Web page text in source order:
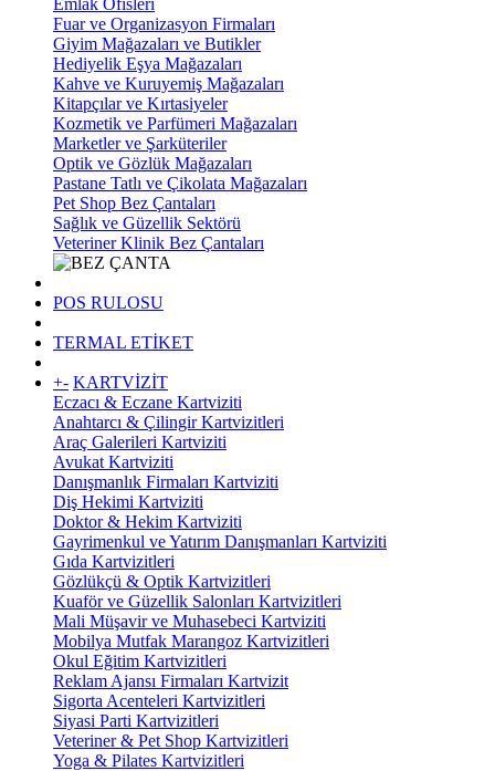
Emlak Ofisleri
Fuar ve Organizasyon Firmaları
Giyim Mağazaları ve Butikler
Hediyelik Eşya Mağazaları
Kahve ve Kuruyemiş Mağazaları
Kitapçılar ve Kırtasiyeler
Kozmetik ve Parfümeri Mağazaları
Marketler ve Şarküteriler
Optik ve Gözlük Mağazaları
Pastane Tatlı ve Çikolata Mağazaları
Pet Shop Bez Çantaları
Sağlık ve Güzellik Sektörü
Veteriner Klinik Bez Çantaları
POS RULOSU
TERMAL ETİKET
+- KARTVİZİT
Eczacı & Eczane Kartviziti
Anahtarcı & Çilingir Kartvizitleri
Araç Galerileri Kartviziti
Avukat Kartviziti
Danışmanlık Firmaları Kartviziti
Diş Hekimi Kartviziti
Doktor & Hekim Kartviziti
Gayrimenkul ve Yatırım Danışmanları Kartviziti
Gıda Kartvizitleri
Gözlükçü & Optik Kartvizitleri
Kuaför ve Güzellik Salonları Kartvizitleri
Mali Müşavir ve Muhasebeci Kartviziti
Mobilya Mutfak Marangoz Kartvizitleri
Okul Eğitim Kartvizitleri
Reklam Ajansı Firmaları Kartvizit
Sigorta Acenteleri Kartvizitleri
Siyasi Parti Kartvizitleri
Veteriner & Pet Shop Kartvizitleri
Yoga & Pilates Kartvizitleri